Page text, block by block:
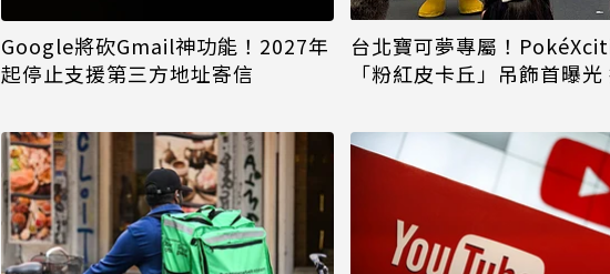
Google將砍Gmail神功能！2027年
起停止支援第三方地址寄信
台北寶可夢專屬！
「粉紅皮卡丘」吊飾首曝光